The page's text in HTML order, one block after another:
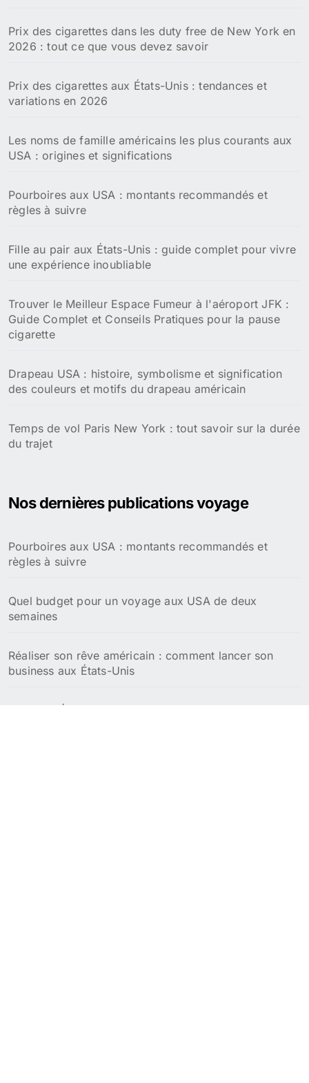
Prix des cigarettes dans les duty free de New York en
2026 : tout ce que vous devez savoir
Prix des cigarettes aux États-Unis : tendances et
variations en 2026
Les noms de famille américains les plus courants aux
USA : origines et significations
Pourboires aux USA : montants recommandés et
règles à suivre
Fille au pair aux États-Unis : guide complet pour vivre
une expérience inoubliable
Trouver le Meilleur Espace Fumeur à l'aéroport JFK :
Guide Complet et Conseils Pratiques pour la pause
cigarette
Drapeau USA : histoire, symbolisme et signification
des couleurs et motifs du drapeau américain
Temps de vol Paris New York : tout savoir sur la durée
du trajet
Nos dernières publications voyage
Pourboires aux USA : montants recommandés et
règles à suivre
Quel budget pour un voyage aux USA de deux
semaines
Réaliser son rêve américain : comment lancer son
business aux États-Unis